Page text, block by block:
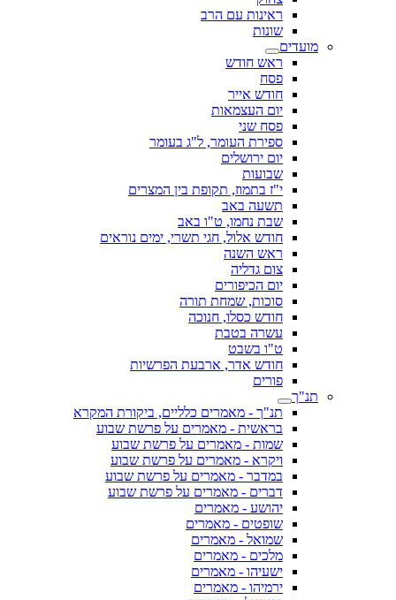
ראינות עם הרב
שונות
מועדים
ראש חודש
פסח
חודש אייר
יום העצמאות
פסח שני
ספירת העומר, ל"ג בעומר
יום ירושלים
שבועות
י"ז בתמוז, תקופת בין המצרים
תשעה באב
שבת נחמו, ט"ו באב
חודש אלול, חגי תשרי, ימים נוראים
ראש השנה
צום גדליה
יום הכיפורים
סוכות, שמחת תורה
חודש כסלו, חנוכה
עשרה בטבת
ט"ו בשבט
חודש אדר, ארבעת הפרשיות
פורים
תנ"ך
תנ"ך - מאמרים כלליים, ביקורת המקרא
בראשית - מאמרים על פרשת שבוע
שמות - מאמרים על פרשת שבוע
ויקרא - מאמרים על פרשת שבוע
במדבר - מאמרים על פרשת שבוע
דברים - מאמרים על פרשת שבוע
יהושע - מאמרים
שופטים - מאמרים
שמואל - מאמרים
מלכים - מאמרים
ישעיהו - מאמרים
ירמיהו - מאמרים